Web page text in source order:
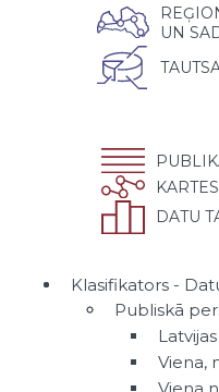
UN
KARTES
DATU
Klasifikators -
Publiskā
Viena,